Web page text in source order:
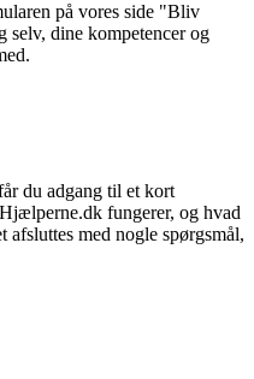
på vores side "Bliv
dine kompetencer og
du adgang til et kort
fungerer, og hvad
med nogle spørgsmål,